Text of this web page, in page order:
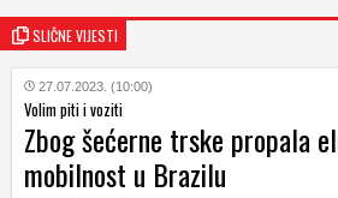
SLIČNE VIJESTI
27.07.2023. (10:00)
Volim piti i voziti
Zbog šećerne trske propala
mobilnost u Brazilu